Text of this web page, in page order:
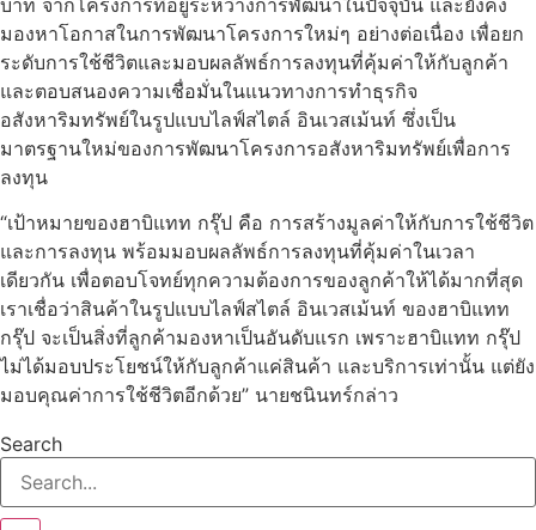
มองหาโอกาสในการพัฒนาโครงการใหม่ๆ อย่างต่อเนื่อง เพื่อยก
ระดับการใช้ชีวิตและมอบผลลัพธ์การลงทุนที่คุ้มค่าให้กับลูกค้า
และตอบสนองความเชื่อมั่นในแนวทางการทำธุรกิจ
อสังหาริมทรัพย์ในรูปแบบไลฟ์สไตล์ อินเวสเม้นท์ ซึ่งเป็น
มาตรฐานใหม่ของการพัฒนาโครงการอสังหาริมทรัพย์เพื่อการ
ลงทุน
“เป้าหมายของฮาบิแทท กรุ๊ป คือ การสร้างมูลค่าให้กับการใช้ชีวิต
และการลงทุน พร้อมมอบผลลัพธ์การลงทุนที่คุ้มค่าในเวลา
เดียวกัน เพื่อตอบโจทย์ทุกความต้องการของลูกค้าให้ได้มากที่สุด
เราเชื่อว่าสินค้าในรูปแบบไลฟ์สไตล์ อินเวสเม้นท์ ของฮาบิแทท
กรุ๊ป จะเป็นสิ่งที่ลูกค้ามองหาเป็นอันดับแรก เพราะฮาบิแทท กรุ๊ป
ไม่ได้มอบประโยชน์ให้กับลูกค้าแค่สินค้า และบริการเท่านั้น แต่ยัง
มอบคุณค่าการใช้ชีวิตอีกด้วย” นายชนินทร์กล่าว
Search